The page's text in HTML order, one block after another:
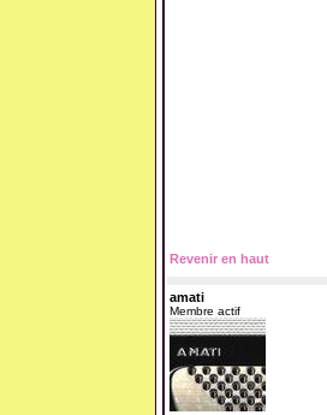
Revenir en haut
amati
Membre actif